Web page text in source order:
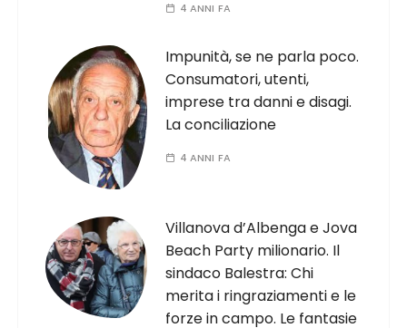
4 ANNI FA
Impunità, se ne parla poco.
Consumatori, utenti,
imprese tra danni e disagi.
La conciliazione
4 ANNI FA
Villanova d’Albenga e Jova
Beach Party milionario. Il
sindaco Balestra: Chi
merita i ringraziamenti e le
forze in campo. Le fantasie